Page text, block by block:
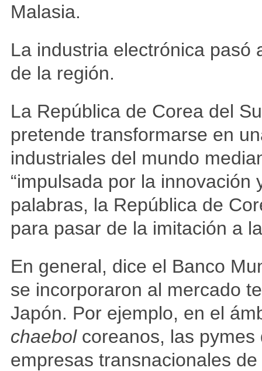
Malasia.
La industria electrónica pasó
de la región.
La República de Corea del
pretende transformarse en
industriales del mundo
“impulsada por la innovación
palabras, la República de
para pasar de la imitación a
En general, dice el Banco
se incorporaron al mercado
Japón. Por ejemplo, en el
chaebol coreanos, las
empresas transnacionales